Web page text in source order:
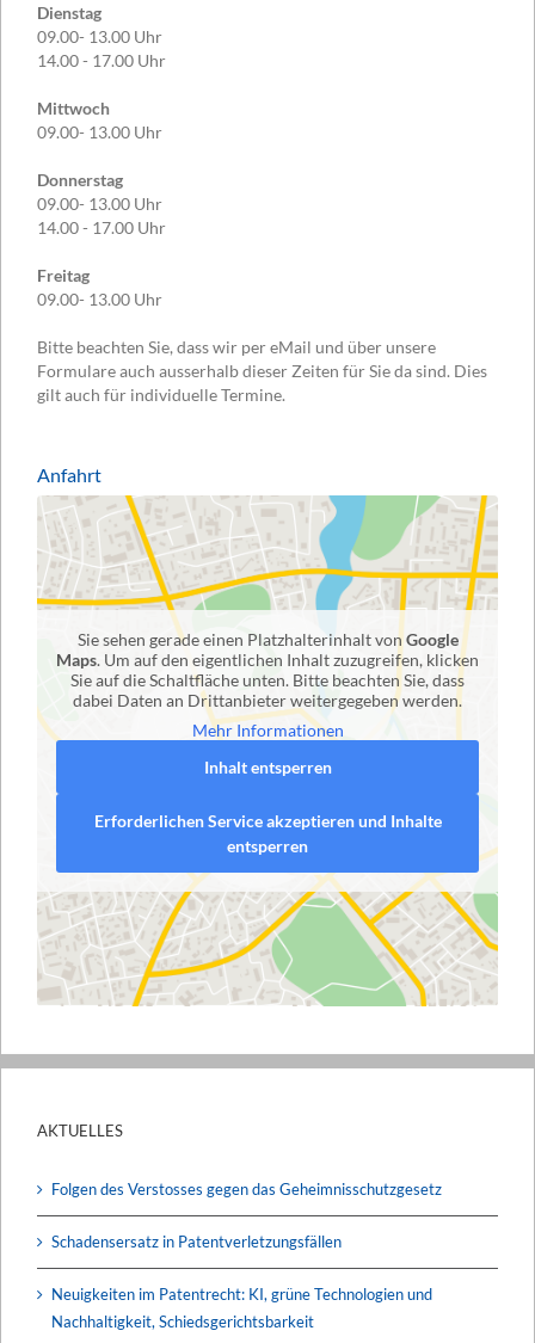
Dienstag
09.00- 13.00 Uhr
14.00 - 17.00 Uhr
Mittwoch
09.00- 13.00 Uhr
Donnerstag
09.00- 13.00 Uhr
14.00 - 17.00 Uhr
Freitag
09.00- 13.00 Uhr
Bitte beachten Sie, dass wir per eMail und über unsere
Formulare auch ausserhalb dieser Zeiten für Sie da sind. Dies
gilt auch für individuelle Termine.
Anfahrt
Sie sehen gerade einen Platzhalterinhalt von Google
Maps. Um auf den eigentlichen Inhalt zuzugreifen, klicken
Sie auf die Schaltfläche unten. Bitte beachten Sie, dass
dabei Daten an Drittanbieter weitergegeben werden.
Mehr Informationen
Inhalt entsperren
Erforderlichen Service akzeptieren und Inhalte
entsperren
AKTUELLES
Folgen des Verstosses gegen das Geheimnisschutzgesetz
Schadensersatz in Patentverletzungsfällen
Neuigkeiten im Patentrecht: KI, grüne Technologien und
Nachhaltigkeit, Schiedsgerichtsbarkeit